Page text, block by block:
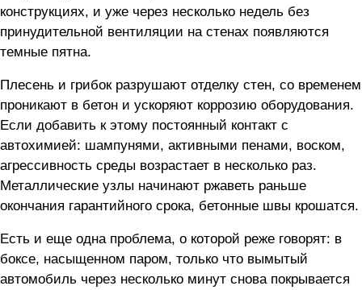
конструкциях, и уже через несколько недель без
принудительной вентиляции на стенах появляются
темные пятна.
Плесень и грибок разрушают отделку стен, со временем
проникают в бетон и ускоряют коррозию оборудования.
Если добавить к этому постоянный контакт с
автохимией: шампунями, активными пенами, воском,
агрессивность среды возрастает в несколько раз.
Металлические узлы начинают ржаветь раньше
окончания гарантийного срока, бетонные швы крошатся.
Есть и еще одна проблема, о которой реже говорят: в
боксе, насыщенном паром, только что вымытый
автомобиль через несколько минут снова покрывается